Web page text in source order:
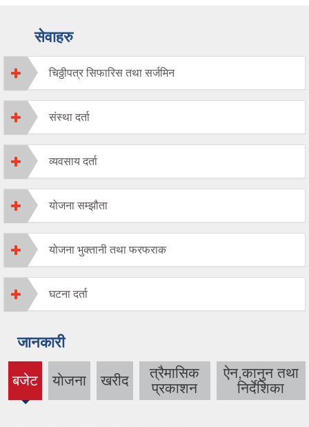
सेवाहरु
चिठ्ठीपत्र सिफारिस तथा सर्जमिन
संस्था दर्ता
व्यवसाय दर्ता
योजना सम्झौता
योजना भुक्तानी तथा फरफराक
घटना दर्ता
जानकारी
बजेट
(active
tab)
याेजना खरीद
त्रैमासिक
प्रकाशन
ऐन,कानुन तथा
निर्देशिका